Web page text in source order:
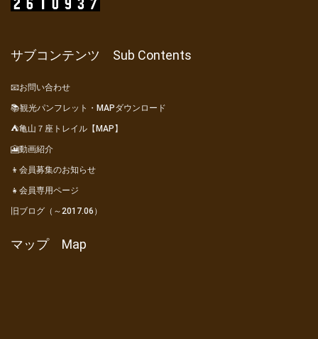
サブコンテンツ Sub Contents
📧お問い合わせ
📚観光パンフレット・MAPダウンロード
⛺亀山７座トレイル【MAP】
🎦動画紹介
👦会員募集のお知らせ
👧会員専用ページ
旧ブログ（～2017.06）
マップ Map